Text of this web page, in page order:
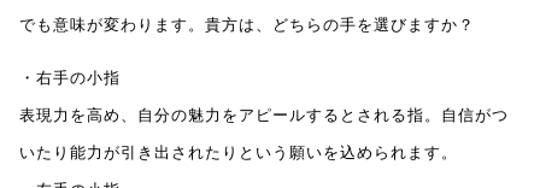
でも意味が変わります。貴方は、どちらの手を選びますか？
・右手の小指
表現力を高め、自分の魅力をアピールするとされる指。自信がつ
いたり能力が引き出されたりという願いを込められます。